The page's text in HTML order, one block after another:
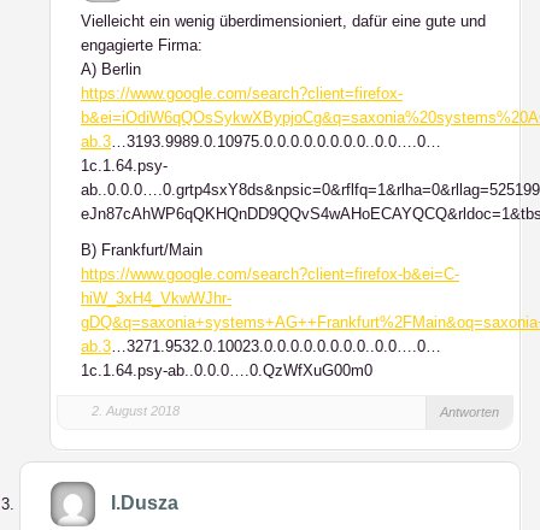
Vielleicht ein wenig überdimensioniert, dafür eine gute und
engagierte Firma:
A) Berlin
https://www.google.com/search?client=firefox-
ab.3…3193.9989.0.10975.0.0.0.0.0.0.0.0..0.0….0…
1c.1.64.psy-
B) Frankfurt/Main
https://www.google.com/search?client=firefox-b&ei=C-
hiW_3xH4_VkwWJhr-
ab.3…3271.9532.0.10023.0.0.0.0.0.0.0.0..0.0….0…
1c.1.64.psy-ab..0.0.0….0.QzWfXuG00m0
2. August 2018 Antworten
I.Dusza